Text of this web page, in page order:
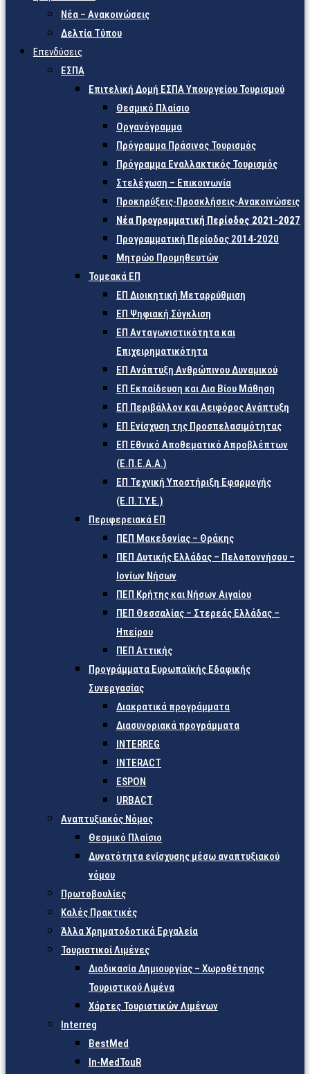
Νέα – Ανακοινώσεις
Δελτία Τύπου
Επενδύσεις
ΕΣΠΑ
Επιτελική Δομή ΕΣΠΑ Υπουργείου Τουρισμού
Θεσμικό Πλαίσιο
Οργανόγραμμα
Πρόγραμμα Πράσινος Τουρισμός
Πρόγραμμα Εναλλακτικός Τουρισμός
Στελέχωση – Επικοινωνία
Προκηρύξεις-Προσκλήσεις-Ανακοινώσεις
Νέα Προγραμματική Περίοδος 2021-2027
Προγραμματική Περίοδος 2014-2020
Μητρώο Προμηθευτών
Τομεακά ΕΠ
ΕΠ Διοικητική Μεταρρύθμιση
ΕΠ Ψηφιακή Σύγκλιση
ΕΠ Ανταγωνιστικότητα και
Επιχειρηματικότητα
ΕΠ Ανάπτυξη Ανθρώπινου Δυναμικού
ΕΠ Εκπαίδευση και Δια Βίου Μάθηση
ΕΠ Περιβάλλον και Αειφόρος Ανάπτυξη
ΕΠ Ενίσχυση της Προσπελασιμότητας
ΕΠ Εθνικό Αποθεματικό Απροβλέπτων
(Ε.Π.Ε.Α.Α.)
ΕΠ Τεχνική Υποστήριξη Εφαρμογής
(Ε.Π.Τ.Υ.Ε.)
Περιφερειακά ΕΠ
ΠΕΠ Μακεδονίας – Θράκης
ΠΕΠ Δυτικής Ελλάδας – Πελοποννήσου –
Ιονίων Νήσων
ΠΕΠ Κρήτης και Νήσων Αιγαίου
ΠΕΠ Θεσσαλίας – Στερεάς Ελλάδας –
Ηπείρου
ΠΕΠ Αττικής
Προγράμματα Ευρωπαϊκής Εδαφικής
Συνεργασίας
Διακρατικά προγράμματα
Διασυνοριακά προγράμματα
INTERREG
INTERACT
ESPON
URBACT
Αναπτυξιακός Νόμος
Θεσμικό Πλαίσιο
Δυνατότητα ενίσχυσης μέσω αναπτυξιακού
νόμου
Πρωτοβουλίες
Καλές Πρακτικές
Άλλα Χρηματοδοτικά Εργαλεία
Τουριστικοί Λιμένες
Διαδικασία Δημιουργίας – Χωροθέτησης
Τουριστικού Λιμένα
Χάρτες Τουριστικών Λιμένων
Interreg
BestMed
In-MedTouR